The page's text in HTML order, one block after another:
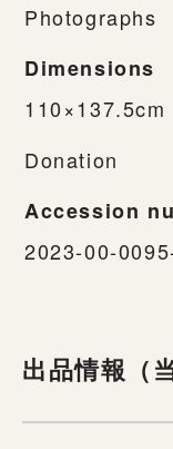
Photographs
Dimensions
Donation
Accession
2023-00-
出品情報（